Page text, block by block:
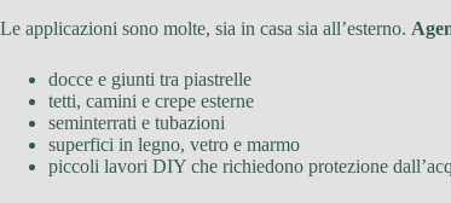
Le applicazioni sono molte, sia in casa sia all’esterno.
docce e giunti tra piastrelle
tetti, camini e crepe esterne
seminterrati e tubazioni
superfici in legno, vetro e marmo
piccoli lavori DIY che richiedono protezione